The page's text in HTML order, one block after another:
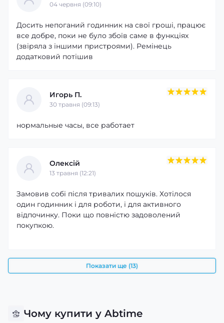
ліхтарик і голосовий помічник, допомагають
04 червня (09:10)
Досить непоганий годинник на свої гроші, працює
все добре, поки не було збоїв саме в функціях
(звіряла з іншими пристроями). Ремінець
додатковий потішив
Игорь П.
30 травня (09:13)
нормальные часы, все работает
Олексій
13 травня (12:21)
Замовив собі після тривалих пошуків. Хотілося
один годинник і для роботи, і для активного
відпочинку. Поки що повністю задоволений
покупкою.
Показати ще (13)
Чому купити у Abtime